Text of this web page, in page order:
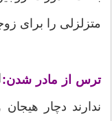
متزلزلی را برای
ترس از مادر شدن:
ندارند دچار